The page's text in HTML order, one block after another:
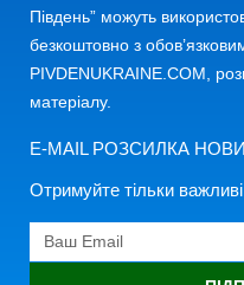
Південь” можуть
безкоштовно з
PIVDENUKRAINE.COM,
матеріалу.
E-MAIL РОЗСИЛКА
Отримуйте тільки